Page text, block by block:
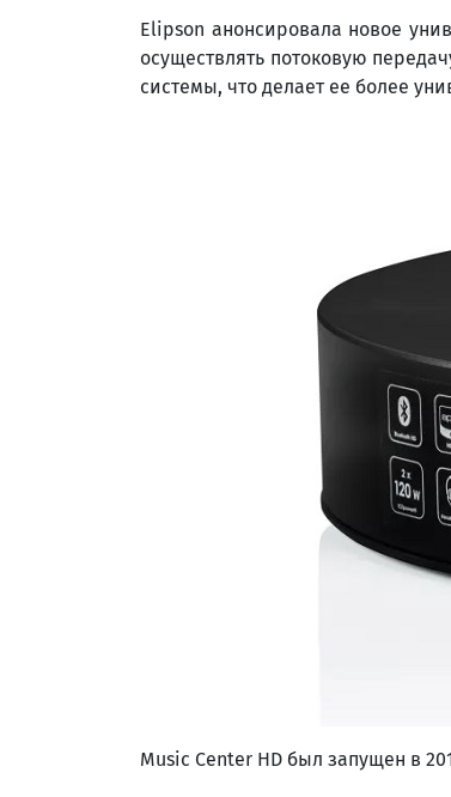
Elipson анонсировала новое
осуществлять потоковую
системы, что делает ее более
Music Center HD был запущен в